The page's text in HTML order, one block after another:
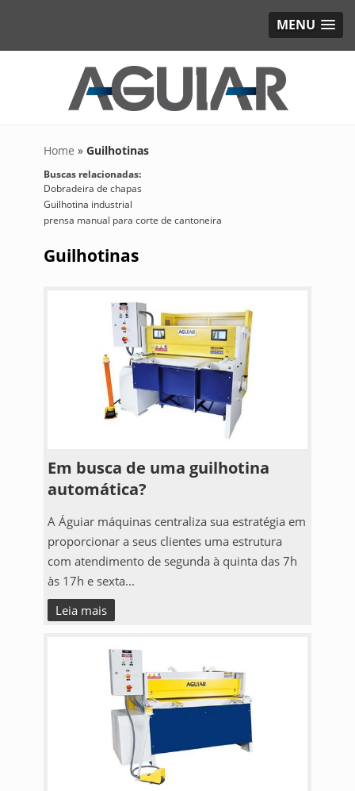
MENU
Home » Guilhotinas
Buscas relacionadas:
Dobradeira de chapas
Guilhotina industrial
prensa manual para corte de cantoneira
Guilhotinas
Em busca de uma guilhotina
automática?
A Águiar máquinas centraliza sua estratégia em
proporcionar a seus clientes uma estrutura
com atendimento de segunda à quinta das 7h
às 17h e sexta...
Leia mais